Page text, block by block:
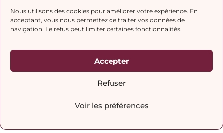
Nous utilisons des cookies pour améliorer votre expérience. En
acceptant, vous nous permettez de traiter vos données de
navigation. Le refus peut limiter certaines fonctionnalités.
Accepter
Refuser
Voir les préférences
politique de confidentialité.